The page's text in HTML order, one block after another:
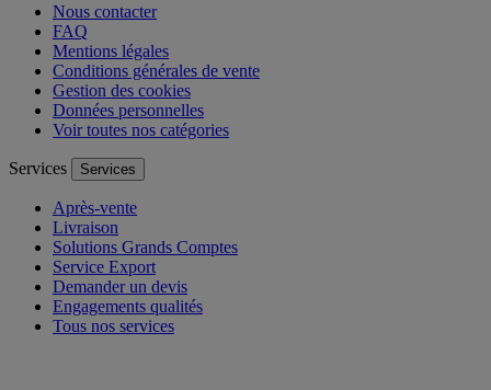
Nous contacter
FAQ
Mentions légales
Conditions générales de vente
Gestion des cookies
Données personnelles
Voir toutes nos catégories
Services Services
Après-vente
Livraison
Solutions Grands Comptes
Service Export
Demander un devis
Engagements qualités
Tous nos services